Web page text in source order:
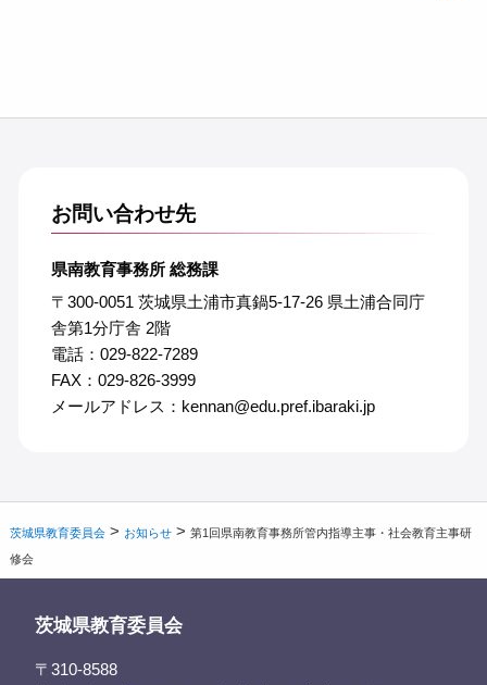
お問い合わせ先
県南教育事務所 総務課
〒300-0051 茨城県土浦市真鍋5-17-26 県土浦合同庁
舎第1分庁舎 2階
電話：029-822-7289
FAX：029-826-3999
メールアドレス：kennan@edu.pref.ibaraki.jp
茨城県教育委員会 > お知らせ >第1回県南教育事務所管内指導主事・社会教育主事研
修会
茨城県教育委員会
〒310-8588